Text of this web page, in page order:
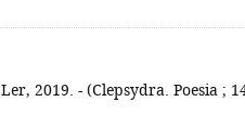
2019. - (Clepsydra. Poesia ;